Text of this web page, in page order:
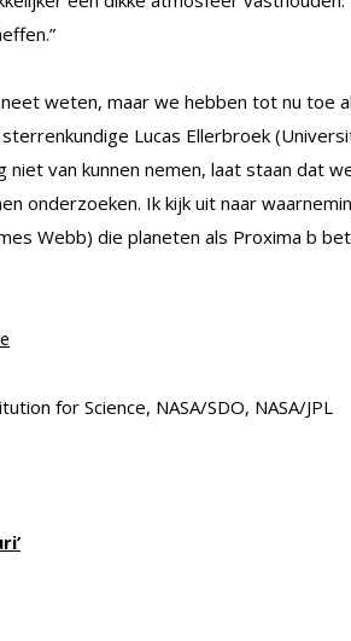
weten, maar we hebben tot nu toe
Lucas Ellerbroek
van kunnen nemen, laat staan dat
onderzoeken. Ik kijk uit naar
Webb) die planeten als Proxima b
for Science, NASA/SDO, NASA/JPL